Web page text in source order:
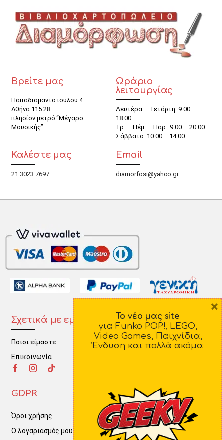
Βρείτε μας
Παπαδιαμαντοπούλου 4
Αθήνα 115 28
πλησίον μετρό “Μέγαρο
Μουσικής”
Ωράριο
λειτουργίας
Δευτέρα – Τετάρτη: 9:00 –
18:00
Τρ. – Πέμ. – Παρ.: 9:00 – 20:00
Σάββατο: 10:00 – 14:00
Καλέστε μας
21 3023 7697
Email
diamorfosi@yahoo.gr
Σχετικά με εμάς
Ποιοι είμαστε
Επικοινωνία
Πληροφορίες
Τρόποι Πληρωμής
GDPR
Όροι χρήσης
Ο λογαριασμός μου
Το νέο μας site
για Funko POP!, LEGO,
Video Games, Παιχνίδια,
Ένδυση και πολλά ακόμα
×